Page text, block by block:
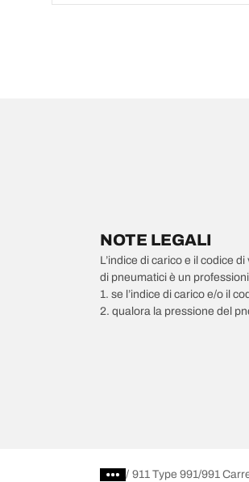
NOTE LEGALI
L’indice di carico e il codice
di pneumatici è un
1. se l’indice di carico e/o il
2. qualora la pressione del
/ 911 Type 991 991